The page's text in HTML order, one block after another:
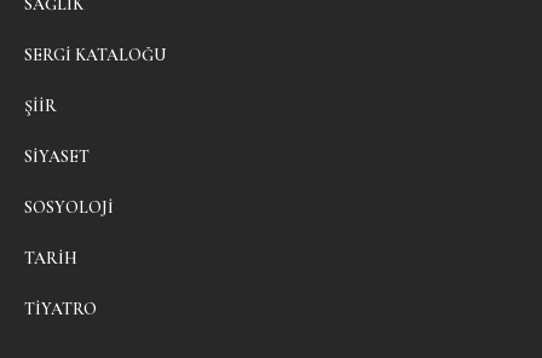
SERGI KATALOĞU
ŞIIR
SIYASET
SOSYOLOJI
TARIH
TIYATRO